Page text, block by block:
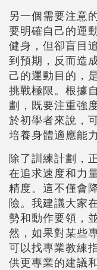
另一個需要注意
要明確自己的運
健身，但卻盲目
到預期，反而造
己的運動目的，
挑戰極限。根據
劃，既要注重強
於初學者來說，
培養身體適應能
除了訓練計劃，
在追求速度和力
精度。這不僅會
險。我建議大家
勢和動作要領，
然，如果對某些
可以找專業教練
供更專業的建議